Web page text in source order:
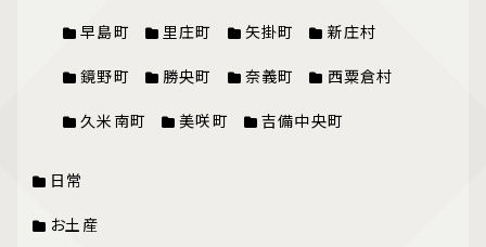
早島町 里庄町 矢掛町 新庄村
鏡野町 勝央町 奈義町 西粟倉村
久米南町 美咲町 吉備中央町
日常
お土産